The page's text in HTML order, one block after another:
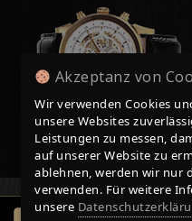
Akzeptanz von
Wir verwenden Cookies
unsere Websites
Leistungen zu messen,
auf unserer Website zu
ablehnen, werden wir nur
verwenden. Für weitere
unsere